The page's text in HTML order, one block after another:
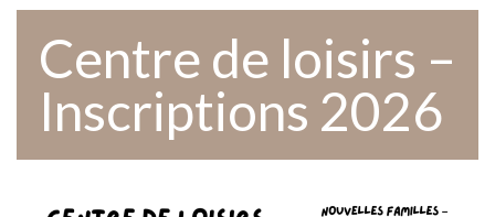
Centre de loisirs –
Inscriptions 2026